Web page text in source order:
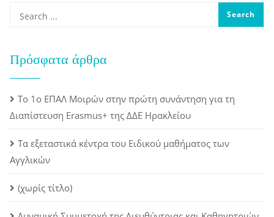
Πρόσφατα άρθρα
Το 1ο ΕΠΑΛ Μοιρών στην πρώτη συνάντηση για τη
Διαπίστευση Erasmus+ της ΔΔΕ Ηρακλείου
Τα εξεταστικά κέντρα του Ειδικού μαθήματος των
Αγγλικών
(χωρίς τίτλο)